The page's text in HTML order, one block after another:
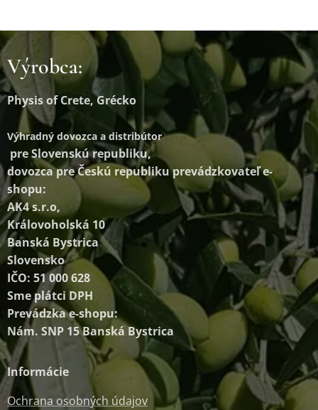
Výrobca:
Physis of Crete, Grécko
Výhradný dovozca a distribútor
pre Slovenskú republiku,
dovozca pre Českú republiku prevádzkovateľ e-
shopu:
AK4 s.r.o,
Královoholská 10
Banská Bystrica
Slovensko
IČO: 51 000 628
Sme plátci DPH
Prevádzka e-shopu:
Nám. SNP 15 Banská Bystrica
Informácie
Ochrana osobných údajov